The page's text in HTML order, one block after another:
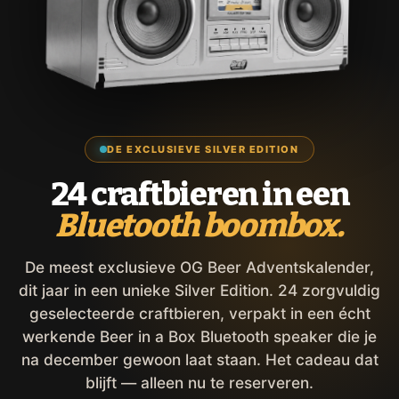
DE EXCLUSIEVE SILVER EDITION
24 craftbieren in een
Bluetooth boombox.
De meest exclusieve OG Beer Adventskalender,
dit jaar in een unieke Silver Edition. 24 zorgvuldig
geselecteerde craftbieren, verpakt in een écht
werkende Beer in a Box Bluetooth speaker die je
na december gewoon laat staan. Het cadeau dat
blijft — alleen nu te reserveren.